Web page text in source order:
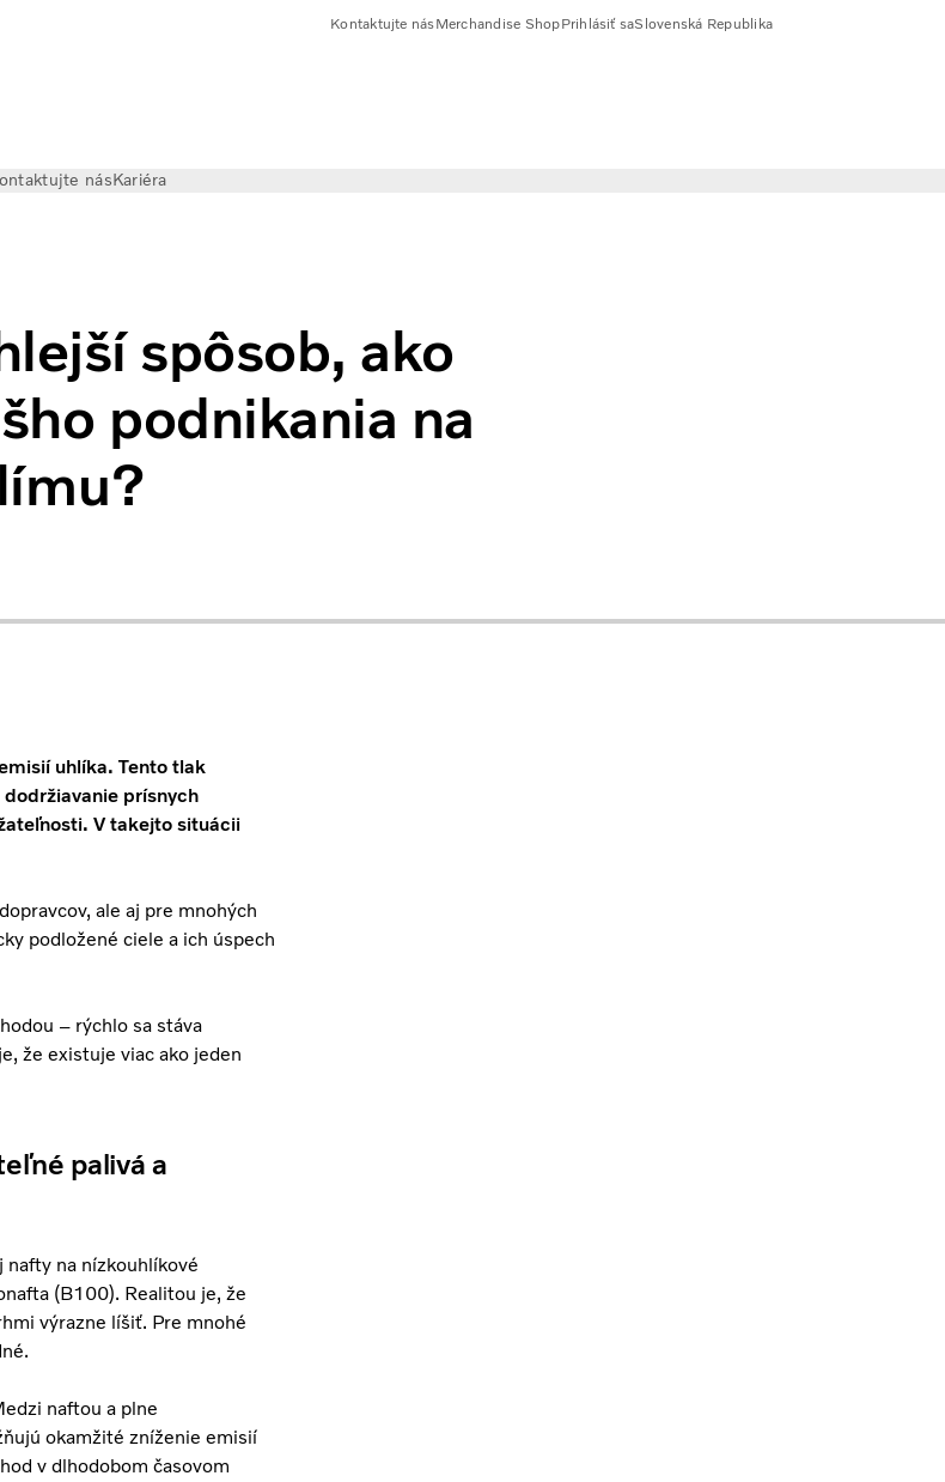
Kontaktujte násMerchandise ShopPrihlásiť saSlovenská Republika
násKariéra
spôsob, ako
podnikania na
uhlíka. Tento tlak
prísnych
V takejto situácii
ale aj pre mnohých
podložené ciele a ich úspech
– rýchlo sa stáva
že existuje viac ako jeden
palivá a
na nízkouhlíkové
(B100). Realitou je, že
výrazne líšiť. Pre mnohé
naftou a plne
okamžité zníženie emisií
v dlhodobom časovom